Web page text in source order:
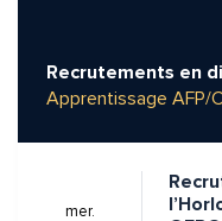
Recrutements en
Apprentissage AFP/
mer.